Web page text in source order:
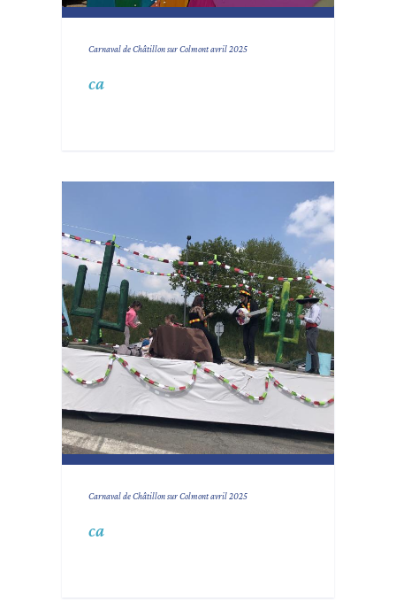
Carnaval de Châtillon sur Colmont avril 2025
ca
Carnaval de Châtillon sur Colmont avril 2025
ca